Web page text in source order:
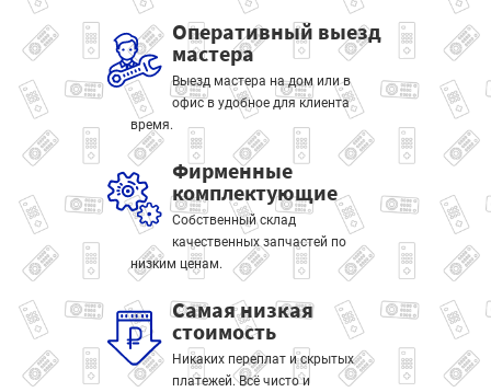
Оперативный выезд
мастера
Выезд мастера на дом или в
офис в удобное для клиента
время.
Фирменные
комплектующие
Собственный склад
качественных запчастей по
низким ценам.
Самая низкая
стоимость
Никаких переплат и скрытых
платежей. Всё чисто и